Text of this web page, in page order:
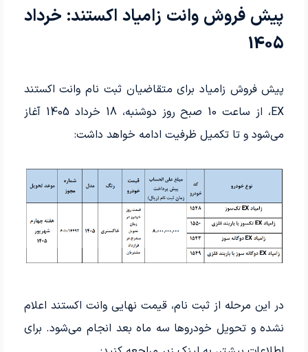
پیش فروش وانت زامیاد اکستند: خرداد
1405
پیش فروش زامیاد برای متقاضیان ثبت نام وانت اکستند
EX، از ساعت 10 صبح روز دوشنبه، 18 خرداد 1405 آغاز
می‌شود و تا تکمیل ظرفیت ادامه خواهد داشت:
در این مرحله از ثبت نام، قیمت نهایی وانت اکستند اعلام
نشده و تحویل خودروها سه ماه بعد انجام می‌شود. برای